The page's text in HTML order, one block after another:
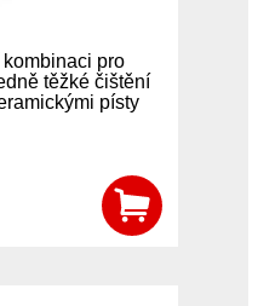
pro
těžké čištění
písty